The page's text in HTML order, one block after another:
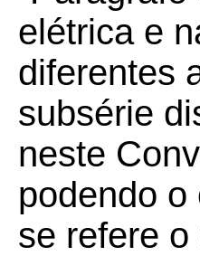
elétrica e
diferentes
subsérie
neste
podendo
se refere o